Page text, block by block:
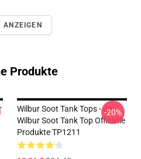
ANZEIGEN
Produkte
Wilbur Soot Tank Tops - Ja.
Wilbur Soot Tank Top Offizielle
Produkte TP1211
-20%